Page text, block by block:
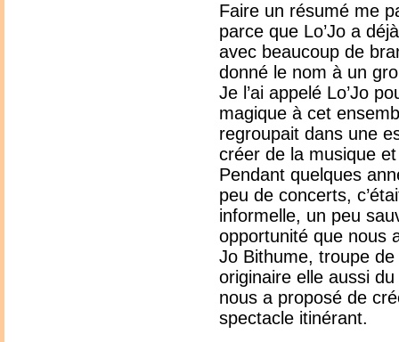
Faire un résumé me
parce que Lo’Jo a
avec beaucoup de
donné le nom à un
Je l’ai appelé Lo’Jo
magique à cet
regroupait dans une
créer de la musique
Pendant quelques
peu de concerts,
informelle, un peu
opportunité que nous
Jo Bithume, troupe
originaire elle aussi
nous a proposé de
spectacle itinérant.